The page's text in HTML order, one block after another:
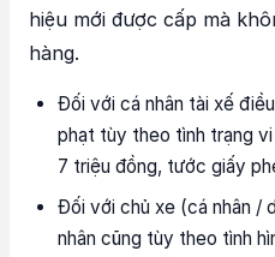
hiệu mới được cấp mà
hàng.
Đối với cá nhân tài xế
phạt tùy theo tình trạng
7 triệu đồng, tước giấy
Đối với chủ xe (cá nhân /
nhân cũng tùy theo tình